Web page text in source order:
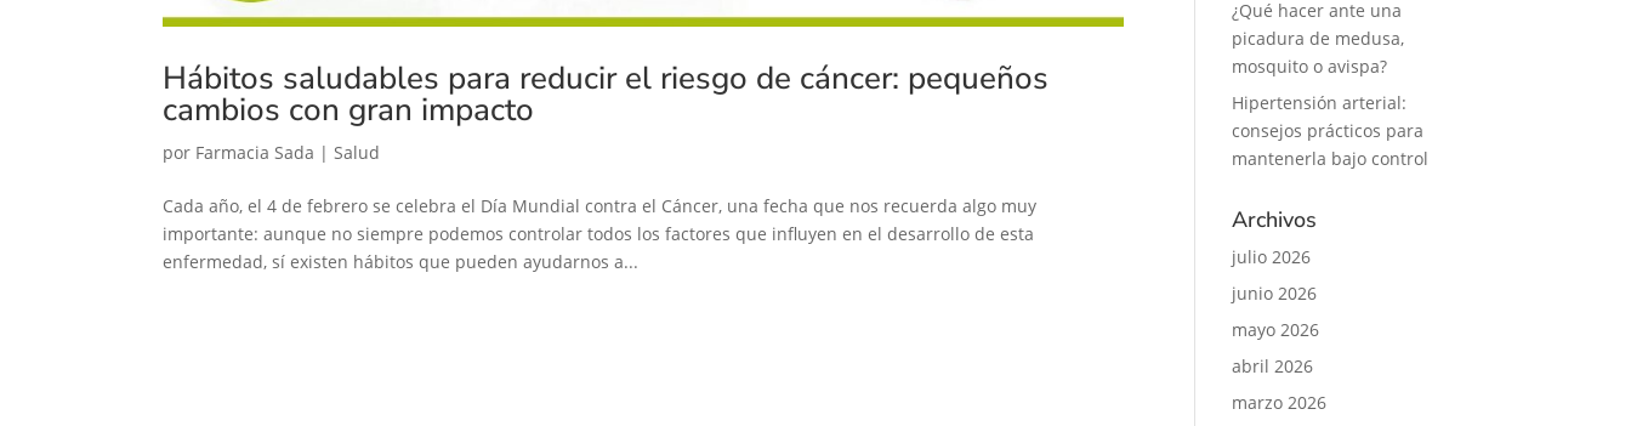
Hábitos saludables para reducir el riesgo de cáncer: pequeños
cambios con gran impacto
por Farmacia Sada |Salud
Cada año, el 4 de febrero se celebra el Día Mundial contra el Cáncer, una fecha que nos recuerda algo muy
importante: aunque no siempre podemos controlar todos los factores que influyen en el desarrollo de esta
enfermedad, sí existen hábitos que pueden ayudarnos a...
¿Qué hacer ante una
picadura de medusa,
mosquito o avispa?
Hipertensión arterial:
consejos prácticos para
mantenerla bajo control
Archivos
julio 2026
junio 2026
mayo 2026
abril 2026
marzo 2026